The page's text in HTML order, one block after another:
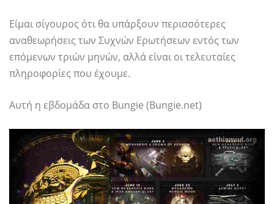
Είμαι σίγουρος ότι θα υπάρξουν περισσότερες
αναθεωρήσεις των Συχνών Ερωτήσεων εντός των
επόμενων τριών μηνών, αλλά είναι οι τελευταίες
πληροφορίες που έχουμε.
Αυτή η εβδομάδα στο Bungie (Bungie.net)